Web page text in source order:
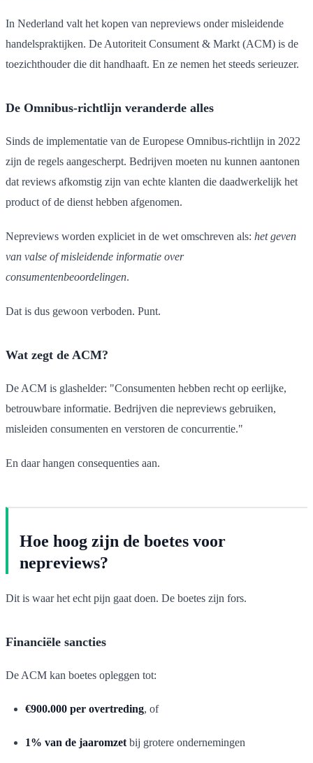
In Nederland valt het kopen van nepreviews onder misleidende
handelspraktijken. De Autoriteit Consument & Markt (ACM) is de
toezichthouder die dit handhaaft. En ze nemen het steeds serieuzer.
De Omnibus-richtlijn veranderde alles
Sinds de implementatie van de Europese Omnibus-richtlijn in 2022
zijn de regels aangescherpt. Bedrijven moeten nu kunnen aantonen
dat reviews afkomstig zijn van echte klanten die daadwerkelijk het
product of de dienst hebben afgenomen.
Nepreviews worden expliciet in de wet omschreven als: het geven
van valse of misleidende informatie over
consumentenbeoordelingen.
Dat is dus gewoon verboden. Punt.
Wat zegt de ACM?
De ACM is glashelder: "Consumenten hebben recht op eerlijke,
betrouwbare informatie. Bedrijven die nepreviews gebruiken,
misleiden consumenten en verstoren de concurrentie."
En daar hangen consequenties aan.
Hoe hoog zijn de boetes voor
nepreviews?
Dit is waar het echt pijn gaat doen. De boetes zijn fors.
Financiële sancties
De ACM kan boetes opleggen tot:
€900.000 per overtreding, of
1% van de jaaromzet bij grotere ondernemingen